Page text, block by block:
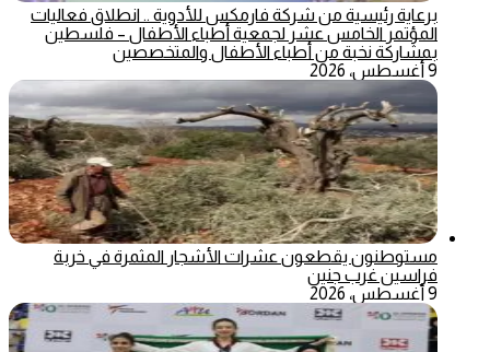
برعاية رئيسية من شركة فارمكس للأدوية .. انطلاق فعاليات
المؤتمر الخامس عشر لجمعية أطباء الأطفال – فلسطين
بمشاركة نخبة من أطباء الأطفال والمتخصصين
9 أغسطس، 2026
مستوطنون يقطعون عشرات الأشجار المثمرة في خربة
فراسين غرب جنين
9 أغسطس، 2026